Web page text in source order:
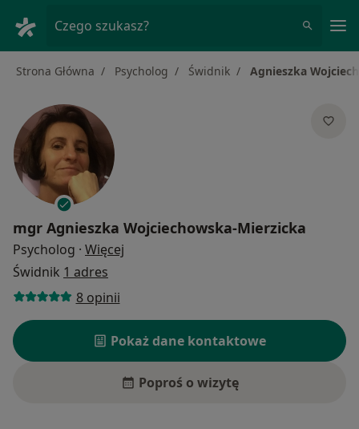
Czego szukasz?
Strona Główna Psycholog Świdnik Agnieszka
mgr Agnieszka Wojciechowska-Mierzicka
Psycholog · Więcej
Świdnik 1 adres
8 opinii
Pokaż dane kontaktowe
Poproś o wizytę